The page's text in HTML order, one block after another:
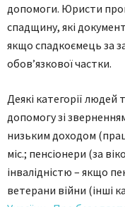
допомоги. Юристи
спадщину, які
якщо спадкоємець за
обов’язкової частки.
Деякі категорії
допомогу зі
низьким доходом
міс.; пенсіонери (за
інвалідністю – якщо
ветерани війни (інші